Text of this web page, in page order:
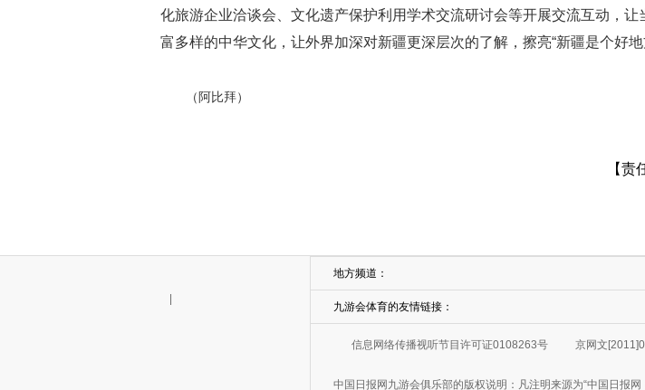
化旅游企业洽谈会、文化遗产保护利用学术交流研讨会等开展交流互动，让
富多样的中华文化，让外界加深对新疆更深层次的了解，擦亮“新疆是个好地
（阿比拜）
【责
地方频道：
九游会体育的友情链接：
信息网络传播视听节目许可证0108263号 京网文
中国日报网九游会俱乐部的版权说明：凡注明来源为“中国日报